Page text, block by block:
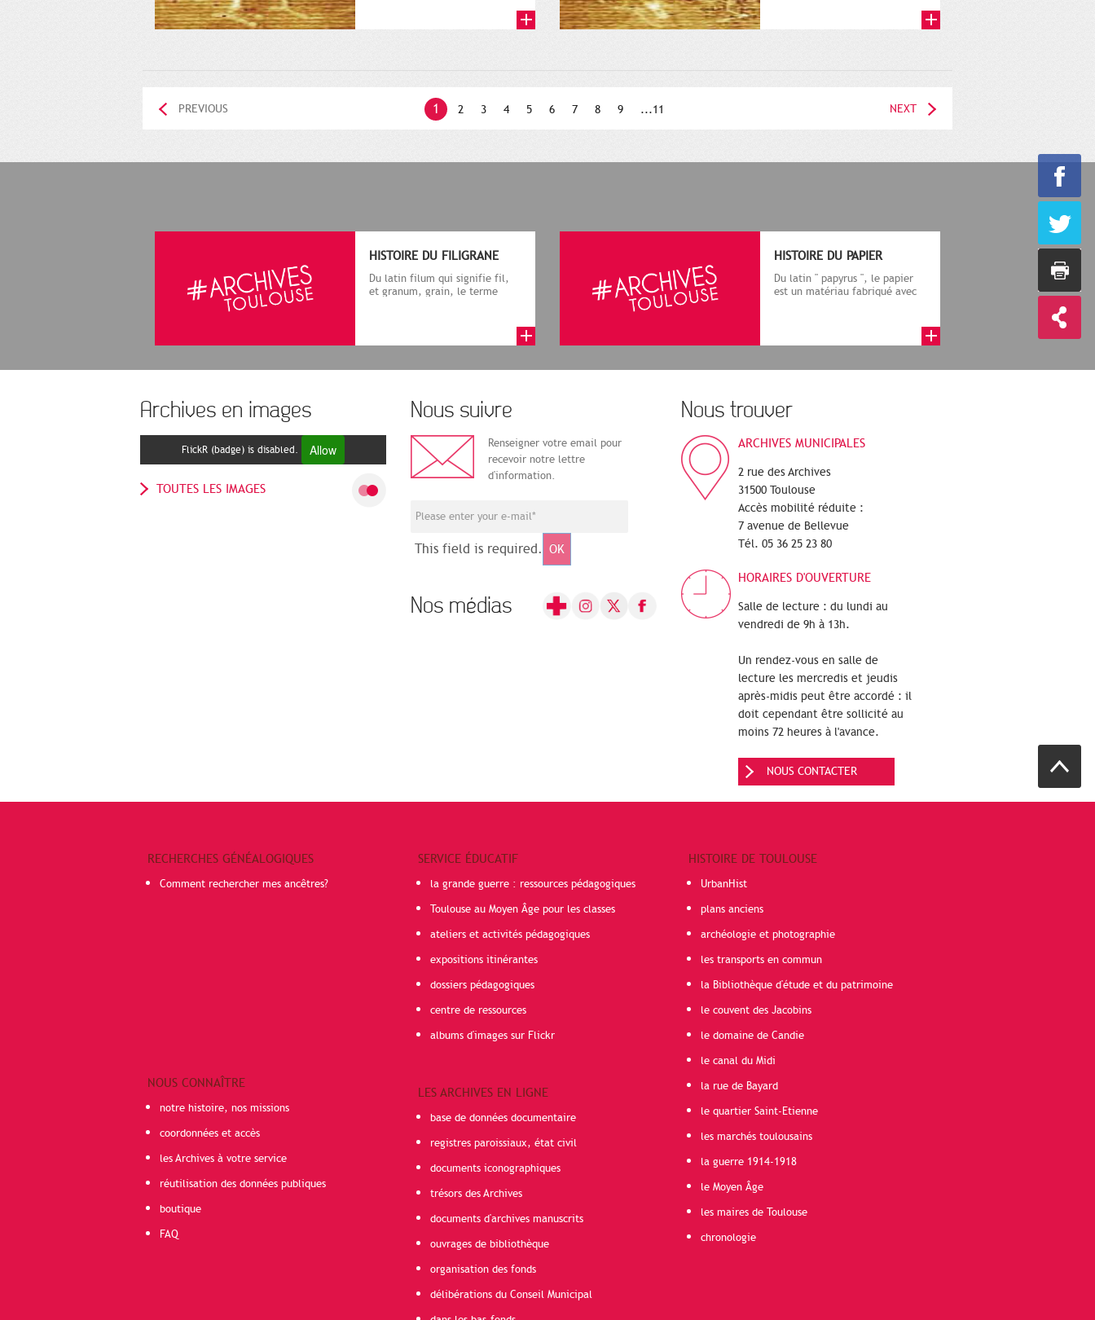
1 2 3 4 5 6 7 8 9 ...11
PREVIOUS NEXT
HISTOIRE DU FILIGRANE
Du latin filum qui signifie fil,
et granum, grain, le terme
HISTOIRE DU PAPIER
Du latin " papyrus ", le papier
est un matériau fabriqué avec
Archives en images
FlickR (badge) is disabled. Allow
TOUTES LES IMAGES
Nous suivre
Renseigner votre email pour
recevoir notre lettre
d'information.
This field is required. OK
Nos médias
Nous trouver
ARCHIVES MUNICIPALES
2 rue des Archives
31500 Toulouse
Accès mobilité réduite :
7 avenue de Bellevue
Tél. 05 36 25 23 80
HORAIRES D'OUVERTURE
Salle de lecture : du lundi au
vendredi de 9h à 13h.
Un rendez-vous en salle de
lecture les mercredis et jeudis
après-midis peut être accordé : il
doit cependant être sollicité au
moins 72 heures à l'avance.
NOUS CONTACTER
RECHERCHES GÉNÉALOGIQUES
Comment rechercher mes ancêtres?
NOUS CONNAÎTRE
notre histoire, nos missions
coordonnées et accès
les Archives à votre service
réutilisation des données publiques
boutique
FAQ
SERVICE ÉDUCATIF
la grande guerre : ressources pédagogiques
Toulouse au Moyen Âge pour les classes
ateliers et activités pédagogiques
expositions itinérantes
dossiers pédagogiques
centre de ressources
albums d'images sur Flickr
LES ARCHIVES EN LIGNE
base de données documentaire
registres paroissiaux, état civil
documents iconographiques
trésors des Archives
documents d'archives manuscrits
ouvrages de bibliothèque
organisation des fonds
délibérations du Conseil Municipal
HISTOIRE DE TOULOUSE
UrbanHist
plans anciens
archéologie et photographie
les transports en commun
la Bibliothèque d'étude et du patrimoine
le couvent des Jacobins
le domaine de Candie
le canal du Midi
la rue de Bayard
le quartier Saint-Etienne
les marchés toulousains
la guerre 1914-1918
le Moyen Âge
les maires de Toulouse
chronologie